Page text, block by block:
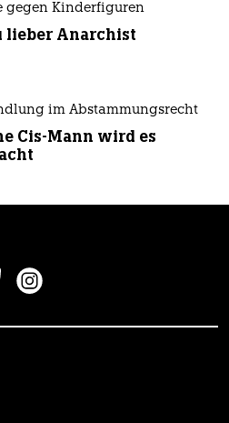
gegen Kinderfiguren
lieber Anarchist
im Abstammungsrecht
Cis-Mann wird es